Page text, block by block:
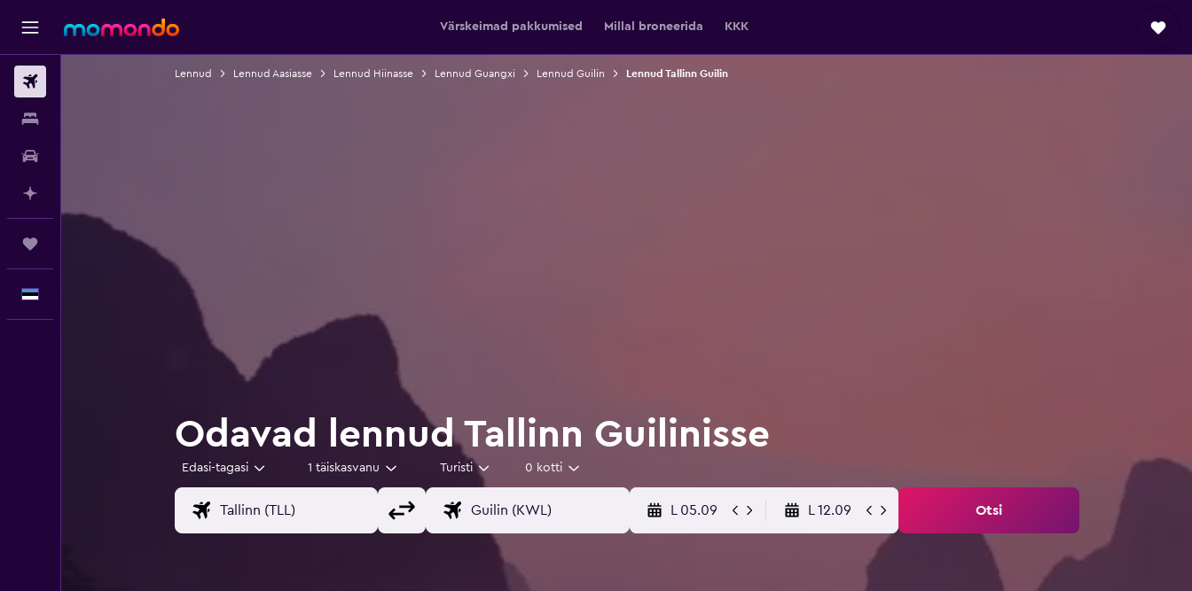
Värskeimad pakkumised Millal broneerida KKK
Lennud Lennud Aasiasse Lennud Hiinasse Lennud Guangxi Lennud Guilin Lennud Tallinn Guilin
Odavad lennud Tallinn Guilinisse
Edasi-tagasi 1 täiskasvanu Turisti 0 kotti
L 05.09 L 12.09 Otsi